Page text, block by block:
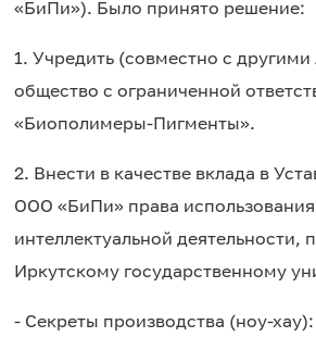
«БиПи»). Было принято решение:
1. Учредить (совместно с
общество с ограниченной
«Биополимеры-Пигменты».
2. Внести в качестве вклада в
ООО «БиПи» права использования
интеллектуальной деятельности,
Иркутскому государственному
- Секреты производства (ноу-хау):